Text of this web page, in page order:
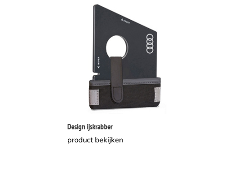
Design ijskrabber
product bekijken